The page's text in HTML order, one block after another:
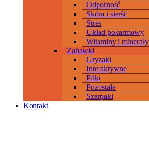
Odporność
Skóra i sierść
Stres
Układ pokarmowy
Witaminy i minerały
Zabawki
Gryzaki
Interaktywne
Piłki
Pozostałe
Szarpaki
Kontakt